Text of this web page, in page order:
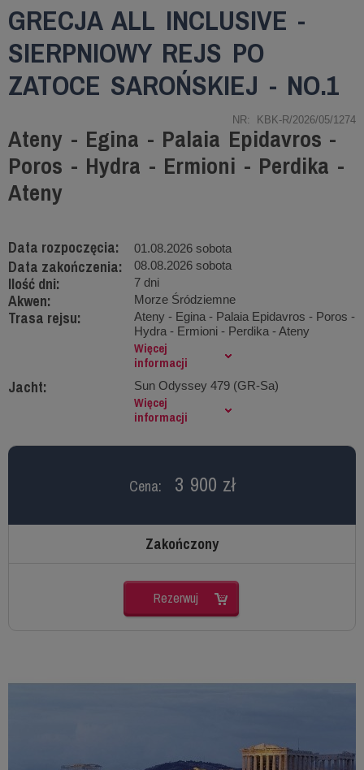
GRECJA ALL INCLUSIVE -
SIERPNIOWY REJS PO
ZATOCE SAROŃSKIEJ - NO.1
NR: KBK-R/2026/05/1274
Ateny - Egina - Palaia Epidavros -
Poros - Hydra - Ermioni - Perdika -
Ateny
Data rozpoczęcia: 01.08.2026 sobota
Data zakończenia: 08.08.2026 sobota
Ilość dni: 7 dni
Akwen: Morze Śródziemne
Trasa rejsu:
Ateny - Egina - Palaia Epidavros - Poros -
Hydra - Ermioni - Perdika - Ateny
Więcej
informacji
Jacht: Sun Odyssey 479 (GR-Sa)
Więcej
informacji
Cena: 3 900 zł
Zakończony
Rezerwuj